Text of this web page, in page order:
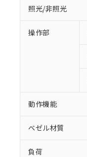
照光/非照光
操作部
動作機能
ベゼル材質
負荷